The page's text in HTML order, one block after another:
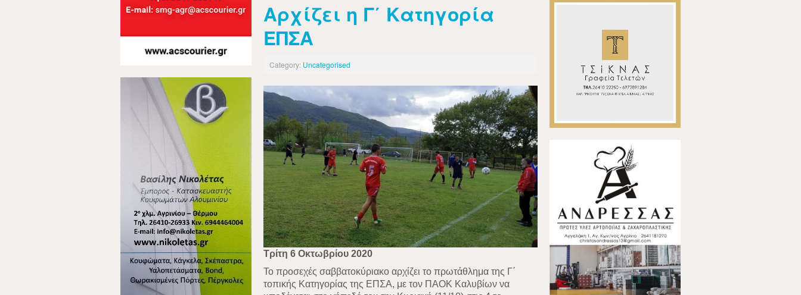
Αρχίζει η Γ΄ Κατηγορία
ΕΠΣΑ
Category: Uncategorised
Τρίτη 6 Οκτωβρίου 2020
Το προσεχές σαββατοκύριακο αρχίζει το πρωτάθλημα της Γ΄
τοπικής Κατηγορίας της ΕΠΣΑ, με τον ΠΑΟΚ Καλυβίων να